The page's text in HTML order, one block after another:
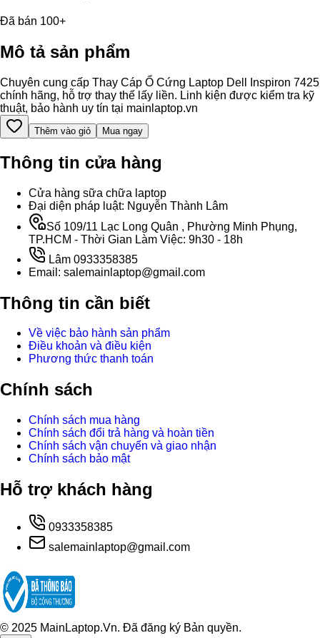
Đã bán 100+
Mô tả sản phẩm
Chuyên cung cấp Thay Cáp Ổ Cứng Laptop Dell Inspiron 7425
chính hãng, hỗ trợ thay thế lấy liền. Linh kiện được kiểm tra kỹ
thuật, bảo hành uy tín tại mainlaptop.vn
Thêm vào giỏ Mua ngay
Thông tin cửa hàng
Cửa hàng sữa chữa laptop
Đại diện pháp luật: Nguyễn Thành Lâm
Số 109/11 Lạc Long Quân , Phường Minh Phụng,
TP.HCM - Thời Gian Làm Việc: 9h30 - 18h
Lâm 0933358385
Email: salemainlaptop@gmail.com
Thông tin cần biết
Về việc bảo hành sản phẩm
Điều khoản và điều kiện
Phương thức thanh toán
Chính sách
Chính sách mua hàng
Chính sách đổi trả hàng và hoàn tiền
Chính sách vận chuyển và giao nhận
Chính sách bảo mật
Hỗ trợ khách hàng
0933358385
salemainlaptop@gmail.com
© 2025 MainLaptop.Vn. Đã đăng ký Bản quyền.